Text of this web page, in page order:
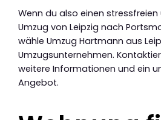
Wenn du also einen
Umzug von Leipzig nach
wähle Umzug Hartmann aus
Umzugsunternehmen.
weitere Informationen und ein
Angebot.